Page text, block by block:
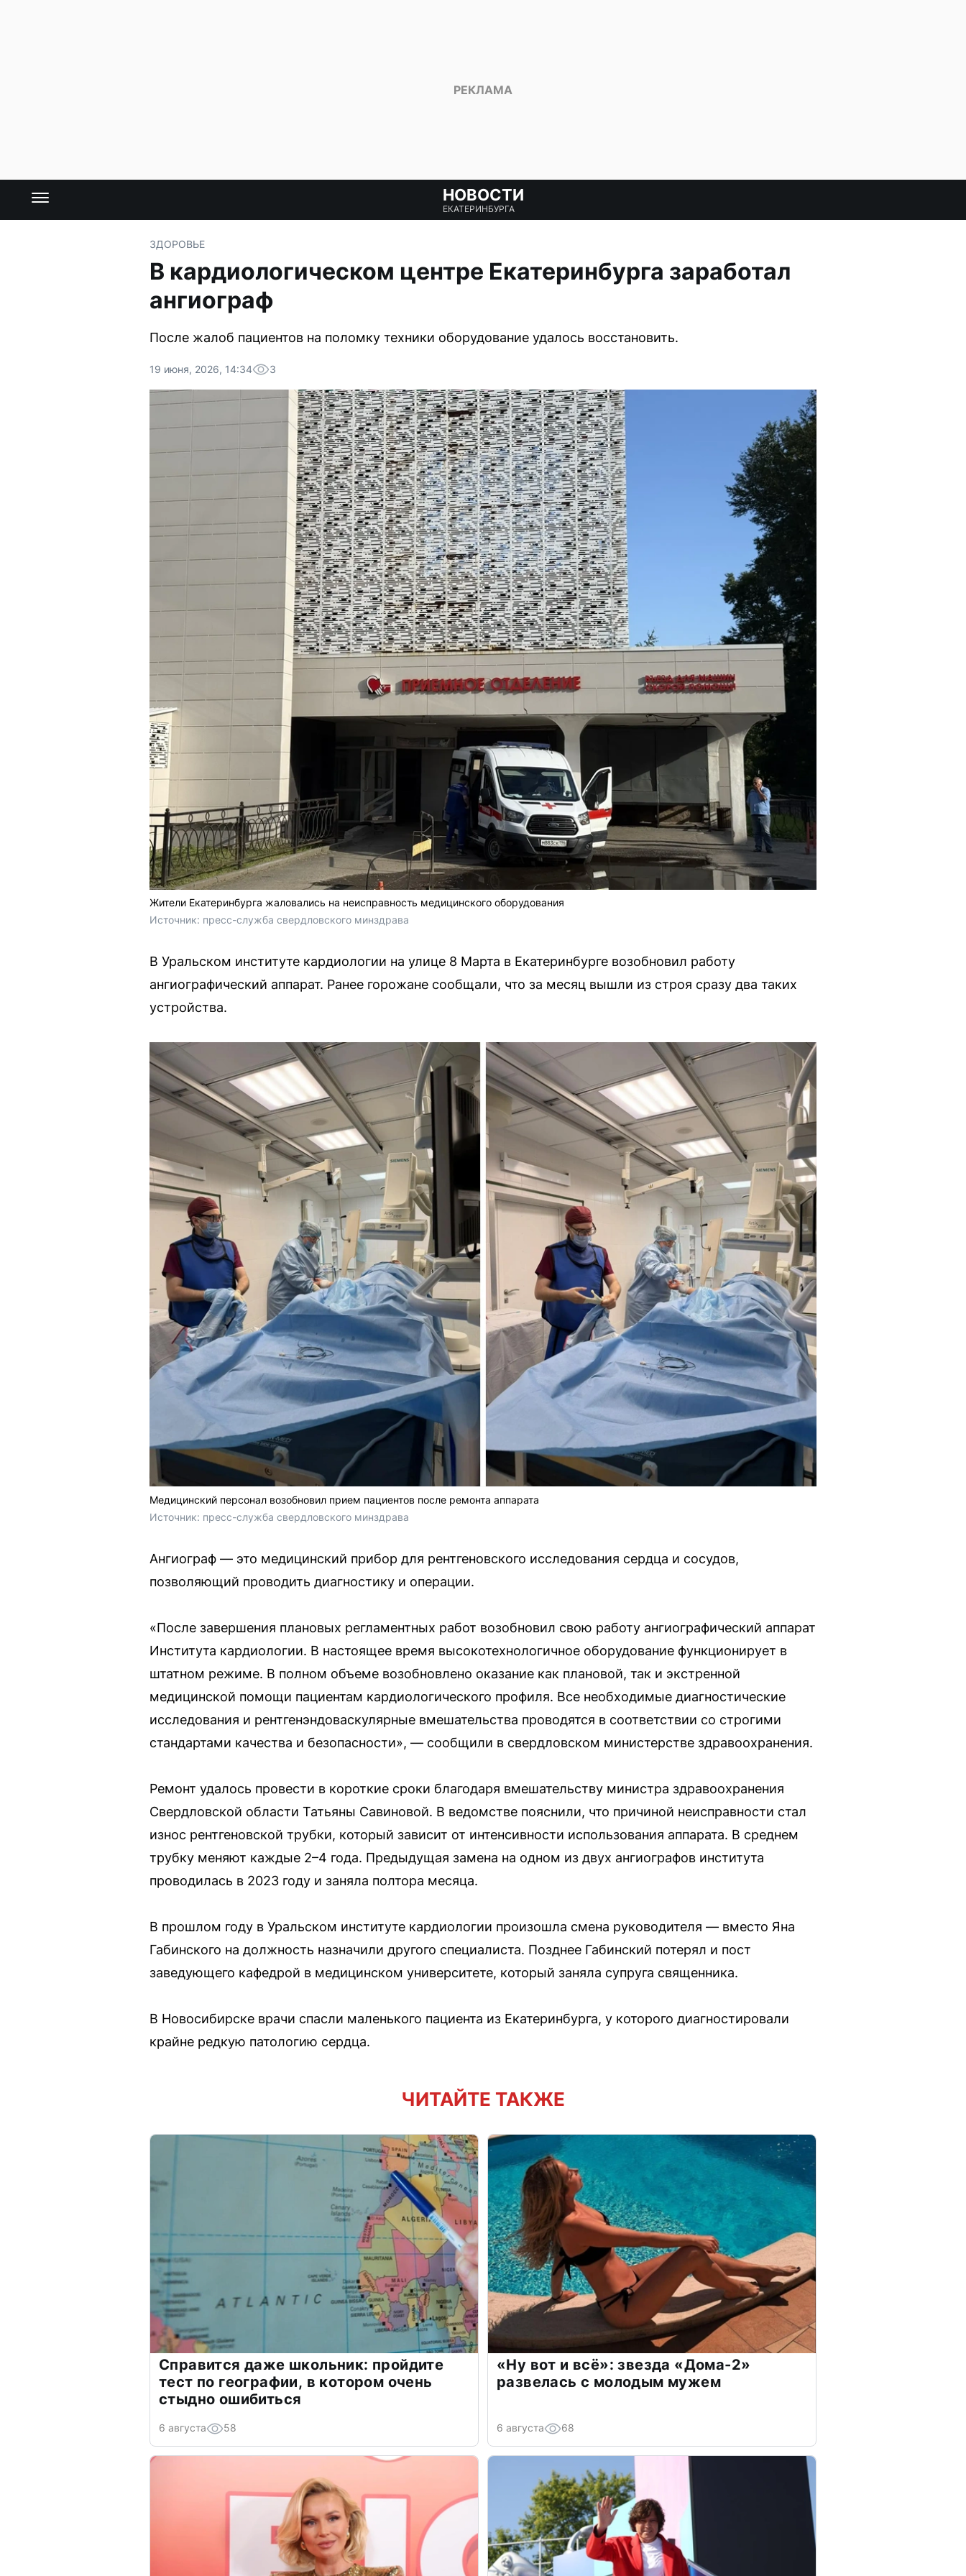
НОВОСТИ
ЕКАТЕРИНБУРГА
ЗДОРОВЬЕ
В кардиологическом центре Екатеринбурга заработал
ангиограф
После жалоб пациентов на поломку техники оборудование удалось восстановить.
19 июня, 2026, 14:34 3
Жители Екатеринбурга жаловались на неисправность медицинского оборудования
Источник: пресс-служба свердловского минздрава
В Уральском институте кардиологии на улице 8 Марта в Екатеринбурге возобновил работу
ангиографический аппарат. Ранее горожане сообщали, что за месяц вышли из строя сразу два таких
устройства.
Медицинский персонал возобновил прием пациентов после ремонта аппарата
Источник: пресс-служба свердловского минздрава
Ангиограф — это медицинский прибор для рентгеновского исследования сердца и сосудов,
позволяющий проводить диагностику и операции.
«После завершения плановых регламентных работ возобновил свою работу ангиографический аппарат
Института кардиологии. В настоящее время высокотехнологичное оборудование функционирует в
штатном режиме. В полном объеме возобновлено оказание как плановой, так и экстренной
медицинской помощи пациентам кардиологического профиля. Все необходимые диагностические
исследования и рентгенэндоваскулярные вмешательства проводятся в соответствии со строгими
стандартами качества и безопасности», — сообщили в свердловском министерстве здравоохранения.
Ремонт удалось провести в короткие сроки благодаря вмешательству министра здравоохранения
Свердловской области Татьяны Савиновой. В ведомстве пояснили, что причиной неисправности стал
износ рентгеновской трубки, который зависит от интенсивности использования аппарата. В среднем
трубку меняют каждые 2–4 года. Предыдущая замена на одном из двух ангиографов института
проводилась в 2023 году и заняла полтора месяца.
В прошлом году в Уральском институте кардиологии произошла смена руководителя — вместо Яна
Габинского на должность назначили другого специалиста. Позднее Габинский потерял и пост
заведующего кафедрой в медицинском университете, который заняла супруга священника.
В Новосибирске врачи спасли маленького пациента из Екатеринбурга, у которого диагностировали
крайне редкую патологию сердца.
ЧИТАЙТЕ ТАКЖЕ
Справится даже школьник: пройдите
тест по географии, в котором очень
стыдно ошибиться
6 августа 58
«Ну вот и всё»: звезда «Дома-2»
развелась с молодым мужем
6 августа 68